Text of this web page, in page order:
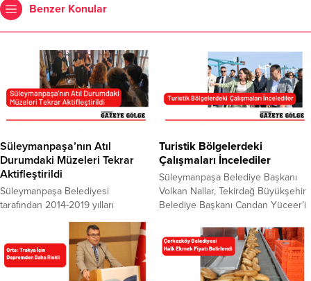
Benzer Konular
Süleymanpaşa’nın Atıl
Durumdaki Müzeleri Tekrar
Aktifleştirildi
Süleymanpaşa Belediyesi
tarafından 2014-2019 yılları
arasında şehrin kültür envanterine
kazandırılan ancak daha sonra atıl
durumda kalan üç müze, yeniden
aktif şekilde hizmet vermeye
başlıyor. Tekirdağ tarihinin önemli
Turistik Bölgelerdeki
Çalışmaları İncelediler
Süleymanpaşa Belediye Başkanı
Volkan Nallar, Tekirdağ Büyükşehir
Belediye Başkanı Candan Yüceer’i
Süleymanpaşa’nın yaza hazırlanan
bölgelerini birlikte gezerek, çeşitli
projeleri yerinde inceledi. TURİSTİK
BÖLGELERDEKİ ÇALIŞMALARI